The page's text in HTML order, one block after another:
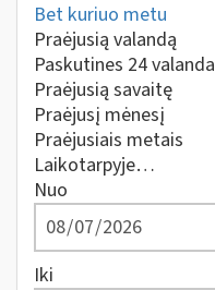
Bet kuriuo metu
Praėjusią valandą
Paskutines 24
Praėjusią savaitę
Praėjusį mėnesį
Praėjusiais metais
Laikotarpyje…
Nuo
Iki